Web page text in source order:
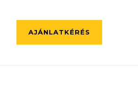
AJÁNLATKÉRÉS